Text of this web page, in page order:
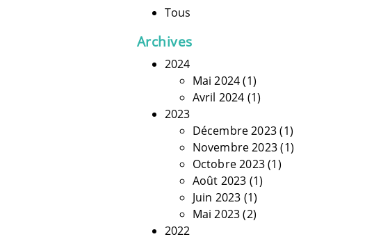
Tous
Archives
2024
Mai 2024(1)
Avril 2024 (1)
2023
Décembre 2023(1)
Novembre 2023(1)
Octobre 2023(1)
Août 2023 (1)
Juin 2023 (1)
Mai 2023(2)
2022